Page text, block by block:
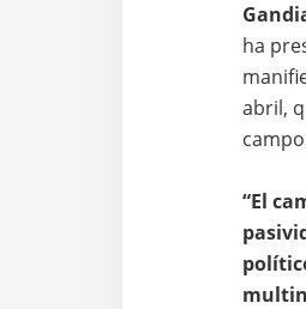
ha
abril,
“El